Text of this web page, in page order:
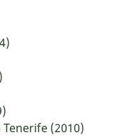
Tenerife (2010)